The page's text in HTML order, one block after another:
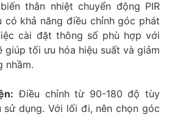
thân nhiệt chuyển động PIR
có khả năng điều chỉnh góc phát
cài đặt thông số phù hợp với
giúp tối ưu hóa hiệu suất và giảm
nhầm.
Điều chỉnh từ 90-180 độ tùy
sử dụng. Với lối đi, nên chọn góc